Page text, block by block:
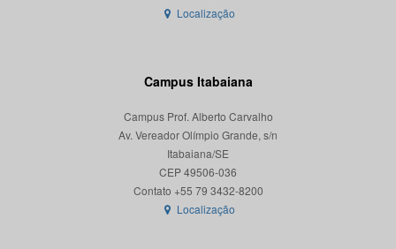
Localização
Campus Itabaiana
Campus Prof. Alberto Carvalho
Av. Vereador Olímpio Grande, s/n
Itabaiana/SE
CEP 49506-036
Localização